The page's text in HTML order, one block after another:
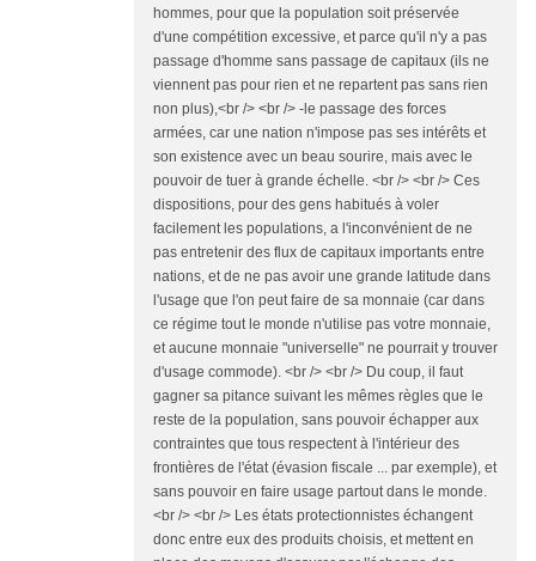
hommes, pour que la population soit préservée
d'une compétition excessive, et parce qu'il n'y a pas
passage d'homme sans passage de capitaux (ils ne
viennent pas pour rien et ne repartent pas sans rien
non plus),<br /> <br /> -le passage des forces
armées, car une nation n'impose pas ses intérêts et
son existence avec un beau sourire, mais avec le
pouvoir de tuer à grande échelle. <br /> <br /> Ces
dispositions, pour des gens habitués à voler
facilement les populations, a l'inconvénient de ne
pas entretenir des flux de capitaux importants entre
nations, et de ne pas avoir une grande latitude dans
l'usage que l'on peut faire de sa monnaie (car dans
ce régime tout le monde n'utilise pas votre monnaie,
et aucune monnaie "universelle" ne pourrait y trouver
d'usage commode). <br /> <br /> Du coup, il faut
gagner sa pitance suivant les mêmes règles que le
reste de la population, sans pouvoir échapper aux
contraintes que tous respectent à l'intérieur des
frontières de l'état (évasion fiscale ... par exemple), et
sans pouvoir en faire usage partout dans le monde.
<br /> <br /> Les états protectionnistes échangent
donc entre eux des produits choisis, et mettent en